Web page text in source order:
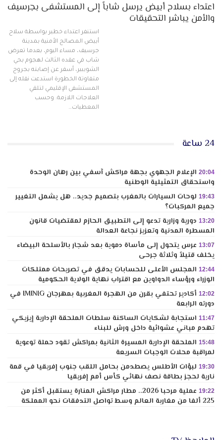
اعتداء بسلاح أبيض يرسل شاباً إلى المستشفى بجرسيف
والأمن يباشر التحقيقات
استنفر اعتداء خطير بواسطة سلاح
أبيض المصالح الأمنية بمدينة
جرسيف، مساء اليوم، بعدما تعرض
شاب في عقده الثالث لهجوم بحي
الشويبير، أسفر عن إصابته بجروح
متفاوتة الخطورة استدعت نقله إلى
المستشفى الإقليمي لتلقي
العلاجات اللازمة. وحسب
المعطيات…
24 ساعة
20:04 الإعلام الجهوي بجهة مراكش آسفي بين رهان الوحدة
واستحقاق التمثيلية الوطنية
19:43 لوحات السيارات بالمغرب بتصميم جديد.. هل يشمل التغيير
جميع المركبات؟
13:20 دورية وزارية تدعو إلى التطبيق الحازم لمقتضيات قانون
المسطرة المدنية وتعزيز نجاعة العدالة
13:07 عرس يتحول إلى مأساة دموية بعد شجار بالأسلحة البيضاء
يخلف قتيلاً وثلاثة جرحى
12:44 المجلس الأعلى للحسابات يدقق في تصريحات ممتلكات
الوزراء ورؤساء الدواوين مع اقتراب نهاية الولاية الحكومية
12:02
أكادير تحتفي بقرن من الهجرة المغربية بمهرجان IMINIG في
دورته الرابعة
11:47 استجابة لشكايات الساكنة سلطات الملحقة الإدارية إيزيكي
تهدم مباني عشوائية داخل ورش للبناء
15:48 الملحقة الإدارية المسيرة الثانية بمراكش تقود حملة توعوية
لمراقبة محلات الوجبات السريعة
19:30 لبؤات الأطلس يصطدمن بحامل اللقب جنوب إفريقيا في قمة
نارية لحجز بطاقة نصف نهائي كأس أمم إفريقيا
19:22
عملية مرحبا 2026.. مطار مراكش المنارة يستقبل أكثر من
225 ألفا من مغاربة العالم وسط تواصل التدفقات نحو المملكة